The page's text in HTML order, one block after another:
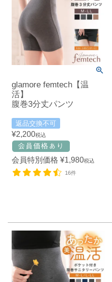
glamore femtech【温
活】
腹巻3分丈パンツ
返品交換不可
¥2,200税込
会員特別価格 ¥1,980税込
16件